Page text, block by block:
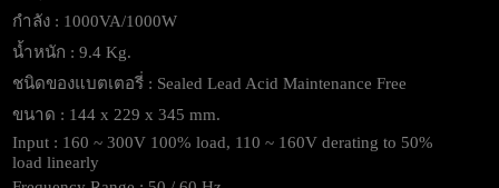
กำลัง : 1000VA/1000W
น้ำหนัก : 9.4 Kg.
ชนิดของแบตเตอรี่ : Sealed Lead Acid Maintenance Free
ขนาด : 144 x 229 x 345 mm.
Input : 160 ~ 300V 100% load, 110 ~ 160V derating to 50%
load linearly